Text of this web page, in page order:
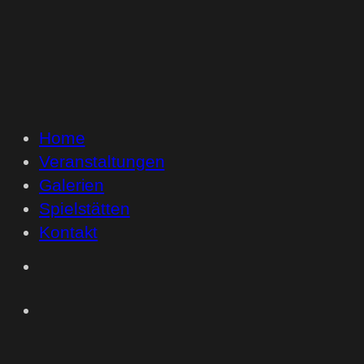
Home
Veranstaltungen
Galerien
Spielstätten
Kontakt